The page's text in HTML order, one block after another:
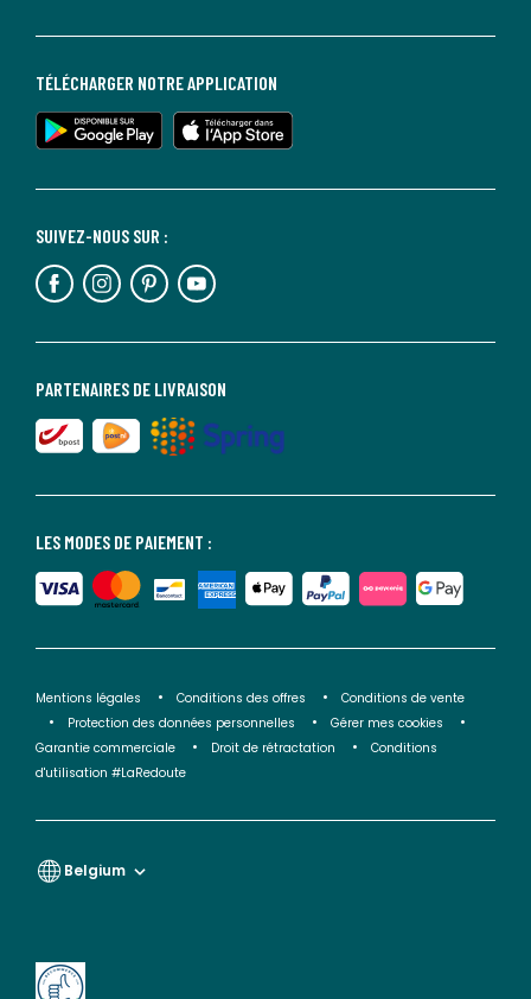
LES MODES DE PAIEMENT :
PARTENAIRES DE LIVRAISON
SUIVEZ-NOUS SUR :
TÉLÉCHARGER NOTRE APPLICATION
Mentions légales Conditions des offres
Conditions de vente
Protection des données personnelles
Gérer mes cookies
Garantie commerciale
Droit de rétractation
Conditions
d'utilisation #LaRedoute
Belgium